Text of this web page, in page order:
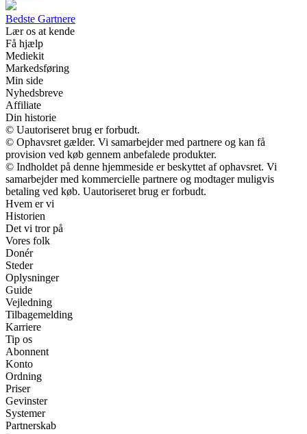
Bedste Gartnere
Lær os at kende
Få hjælp
Mediekit
Markedsføring
Min side
Nyhedsbreve
Affiliate
Din historie
© Uautoriseret brug er forbudt.
© Ophavsret gælder. Vi samarbejder med partnere og kan få
provision ved køb gennem anbefalede produkter.
© Indholdet på denne hjemmeside er beskyttet af ophavsret. Vi
samarbejder med kommercielle partnere og modtager muligvis
betaling ved køb. Uautoriseret brug er forbudt.
Hvem er vi
Historien
Det vi tror på
Vores folk
Donér
Steder
Oplysninger
Guide
Vejledning
Tilbagemelding
Karriere
Tip os
Abonnent
Konto
Ordning
Priser
Gevinster
Systemer
Partnerskab